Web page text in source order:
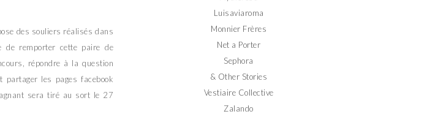
des souliers réalisés dans
de remporter cette paire de
répondre à la question
partager les pages facebook
sera tiré au sort le 27
Luisaviaroma
Monnier Frères
Net a Porter
Sephora
& Other Stories
Vestiaire Collective
Zalando